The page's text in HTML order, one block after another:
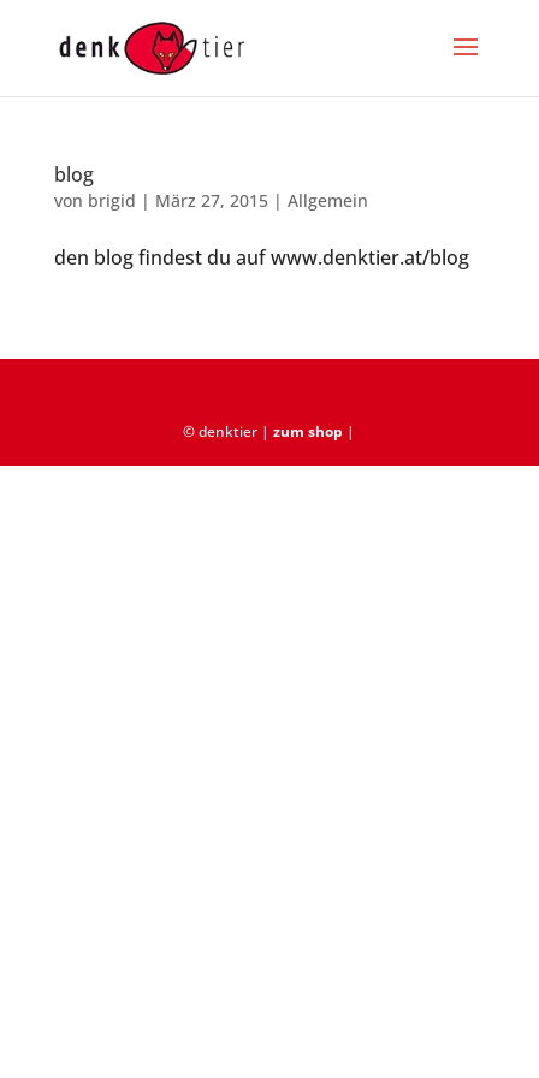
blog
von brigid | März 27, 2015| Allgemein
den blog findest du auf www.denktier.at/blog
© denktier |zum shop |